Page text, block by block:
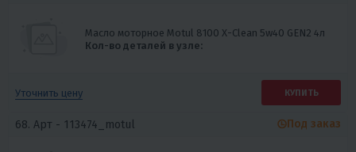
Масло моторное Motul 8100 X-Clean 5w40 GEN2 4л
Кол-во деталей в узле:
Уточнить цену КУПИТЬ
68. Арт - 113474_motul Под заказ